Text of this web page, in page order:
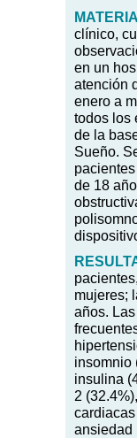
clínico,
en un
atención
enero a
todos los
de la
Sueño.
de 18
mujeres;
años.
insomnio
insulina
2
ansiedad